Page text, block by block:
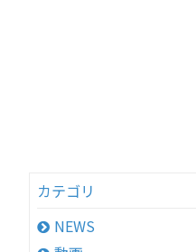
カテゴリ
NEWS